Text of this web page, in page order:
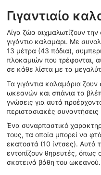
Γιγαντιαίο
Λίγα ζώα αιχμαλωτίζουν
γιγάντιο καλαμάρι. Με
13 μέτρα (43 πόδια),
πλοκαμιών που τρέφονται,
σε κάθε λίστα με τα
Τα γιγάντια καλαμάρια
ωκεανών και σπάνια τα
γνώσεις για αυτά
περιστασιακές
Ένα συναρπαστικό
τους, τα οποία μπορεί να
εκατοστά (10 ίντσες). Αυτά
εντοπίζουν θηρευτές, όπως
σκοτεινά βάθη του ωκεανού.